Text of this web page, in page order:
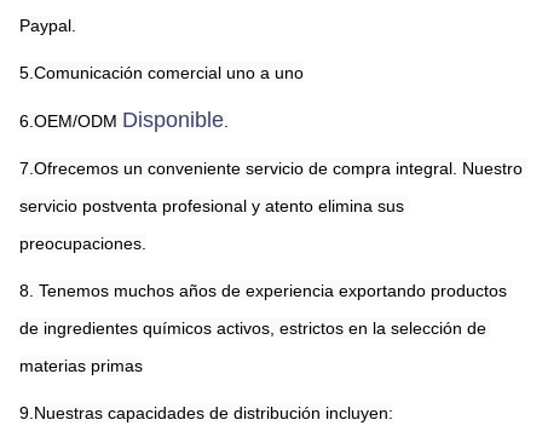
Paypal.
5.Comunicación comercial uno a uno
6.OEM/ODM Disponible.
7.Ofrecemos un conveniente servicio de compra integral. Nuestro
servicio postventa profesional y atento elimina sus
preocupaciones.
8. Tenemos muchos años de experiencia exportando productos
de ingredientes químicos activos, estrictos en la selección de
materias primas
9.Nuestras capacidades de distribución incluyen: